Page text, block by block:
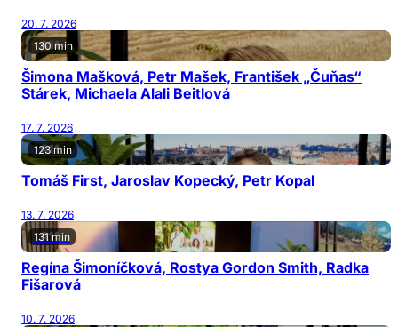
20. 7. 2026
130 min
Šimona Mašková, Petr Mašek, František „Čuňas“
Stárek, Michaela Alali Beitlová
17. 7. 2026
123 min
Tomáš First, Jaroslav Kopecký, Petr Kopal
13. 7. 2026
131 min
Regína Šimoníčková, Rostya Gordon Smith, Radka
Fišarová
10. 7. 2026